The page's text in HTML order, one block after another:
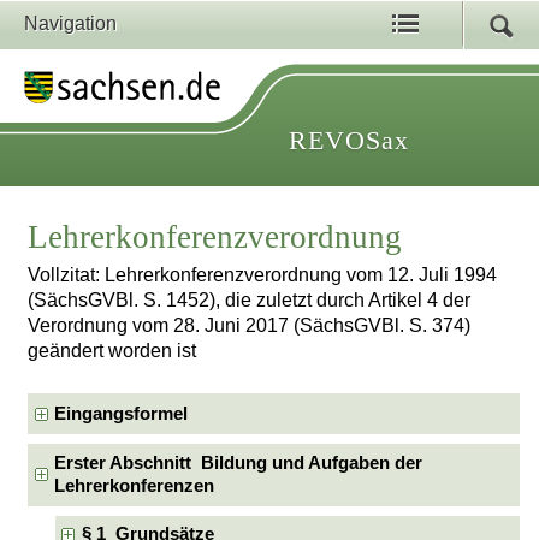
Navigation
REVOSax
Lehrerkonferenzverordnung
Vollzitat: Lehrerkonferenzverordnung vom 12. Juli 1994
(SächsGVBl. S. 1452), die zuletzt durch Artikel 4 der
Verordnung vom 28. Juni 2017 (SächsGVBl. S. 374)
geändert worden ist
Eingangsformel
Erster Abschnitt Bildung und Aufgaben der
Lehrerkonferenzen
§ 1 Grundsätze